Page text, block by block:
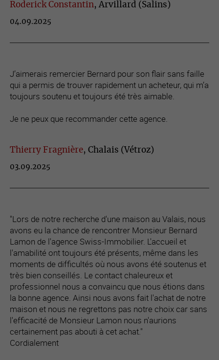
Roderick Constantin, Arvillard (Salins)
04.09.2025
J’aimerais remercier Bernard pour son flair sans faille
qui a permis de trouver rapidement un acheteur, qui m’a
toujours soutenu et toujours été très aimable.
Je ne peux que recommander cette agence.
Thierry Fragnière, Chalais (Vétroz)
03.09.2025
"Lors de notre recherche d'une maison au Valais, nous
avons eu la chance de rencontrer Monsieur Bernard
Lamon de l'agence Swiss-Immobilier. L'accueil et
l'amabilité ont toujours été présents, même dans les
moments de difficultés où nous avons été soutenus et
très bien conseillés. Le contact chaleureux et
professionnel nous a convaincu que nous étions dans
la bonne agence. Ainsi nous avons fait l'achat de notre
maison et nous ne regrettons pas notre choix car sans
l'efficacité de Monsieur Lamon nous n'aurions
certainement pas abouti à cet achat."
Cordialement